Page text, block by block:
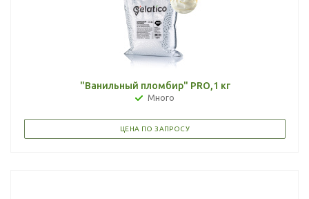
"Ванильный пломбир" PRO,1 кг
Много
ЦЕНА ПО ЗАПРОСУ